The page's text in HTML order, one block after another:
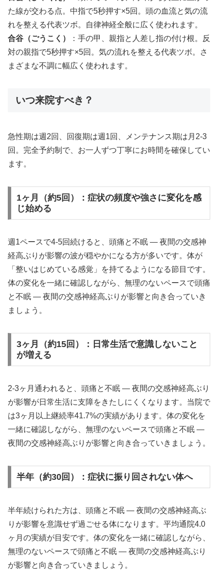
た線が交わる点。中指で5秒押す×5回。頭の血流と気の流
れを整える代表ツボ。自律神経全般に広く使われます。
合谷（ごうこく）
：手の甲、親指と人差し指の付け根。反
対の親指で5秒押す×5回。気の流れを整える代表ツボ。さ
まざまな不調に幅広く使われます。
いつ来院すべき？
急性期は週2回、回復期は週1回、メンテナンス期は月2-3
回。完全予約制で、お一人ずつ丁寧にお時間を確保してい
ます。
1ヶ月（約5回）：症状の頻度や強さに変化を感
じ始める
週1ペースで4-5回続けると、頭痛と不眠 ― 夜間の交感神
経高ぶりが影響の波が穏やかになる方が多いです。体が
「整いはじめている感覚」を持てるようになる節目です。
体の変化を一緒に確認しながら、無理のないペースで頭痛
と不眠 ― 夜間の交感神経高ぶりが影響と向き合っていき
ましょう。
3ヶ月（約15回）：日常生活で意識しないこと
が増える
2-3ヶ月通われると、頭痛と不眠 ― 夜間の交感神経高ぶり
が影響が日常生活に支障をきたしにくくなります。当院で
は3ヶ月以上継続率41.7%の実績があります。体の変化を
一緒に確認しながら、無理のないペースで頭痛と不眠 ―
夜間の交感神経高ぶりが影響と向き合っていきましょう。
半年（約30回）：症状に振り回されない体へ
半年続けられた方は、頭痛と不眠 ― 夜間の交感神経高ぶ
りが影響を意識せず過ごせる体になります。平均通院4.0
ヶ月の実績が目安です。体の変化を一緒に確認しながら、
無理のないペースで頭痛と不眠 ― 夜間の交感神経高ぶり
が影響と向き合っていきましょう。